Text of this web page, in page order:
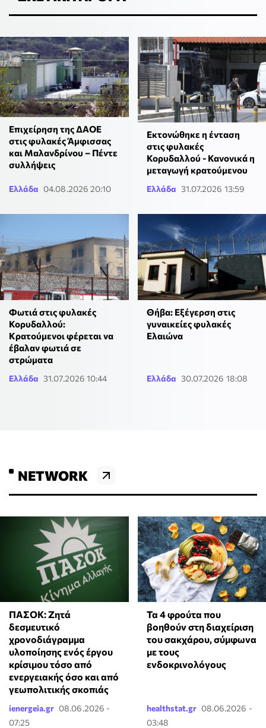
Επιχείρηση της ΔΑΟΕ
στις φυλακές Άμφισσας
και Μαλανδρίνου – Πέντε
συλλήψεις
Ελλάδα 04.08.2026 20:10
Εκτονώθηκε η ένταση
στις φυλακές
Κορυδαλλού - Κανονικά η
μεταγωγή κρατούμενου
Ελλάδα 31.07.2026 13:59
Φωτιά στις φυλακές
Κορυδαλλού:
Κρατούμενοι φέρεται να
έβαλαν φωτιά σε
στρώματα
Ελλάδα 31.07.2026 10:44
Θήβα: Εξέγερση στις
γυναικείες φυλακές
Ελαιώνα
Ελλάδα 30.07.2026 18:08
NETWORK
ΠΑΣΟΚ: Ζητά
δεσμευτικό
χρονοδιάγραμμα
υλοποίησης ενός έργου
κρίσιμου τόσο από
ενεργειακής όσο και από
γεωπολιτικής σκοπιάς
ienergeia.gr 08.06.2026 -
07:25
Τα 4 φρούτα που
βοηθούν στη διαχείριση
του σακχάρου, σύμφωνα
με τους
ενδοκρινολόγους
healthstat.gr 08.06.2026 -
03:48